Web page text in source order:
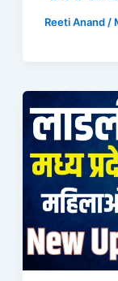
Reeti Anand /